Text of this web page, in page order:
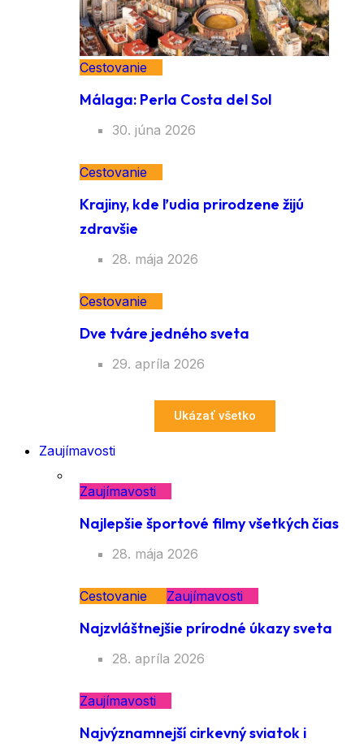
Cestovanie
Málaga: Perla Costa del Sol
30. júna 2026
Cestovanie
Krajiny, kde ľudia prirodzene žijú
zdravšie
28. mája 2026
Cestovanie
Dve tváre jedného sveta
29. apríla 2026
Ukázať všetko
Zaujímavosti
Zaujímavosti
Najlepšie športové filmy všetkých čias
28. mája 2026
Cestovanie Zaujímavosti
Najzvláštnejšie prírodné úkazy sveta
28. apríla 2026
Zaujímavosti
Najvýznamnejší cirkevný sviatok i